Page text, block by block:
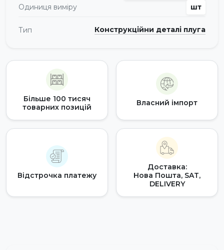
Одиниця виміру
шт
Тип Конструкційни деталі плуга
Більше 100 тисяч
товарних позицій
Власний імпорт
Відстрочка платежу
Доставка:
Нова Пошта, SAT,
DELIVERY